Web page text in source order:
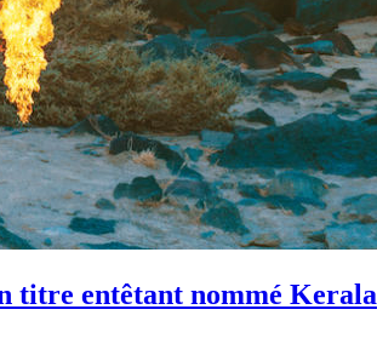
titre entêtant nommé Kerala